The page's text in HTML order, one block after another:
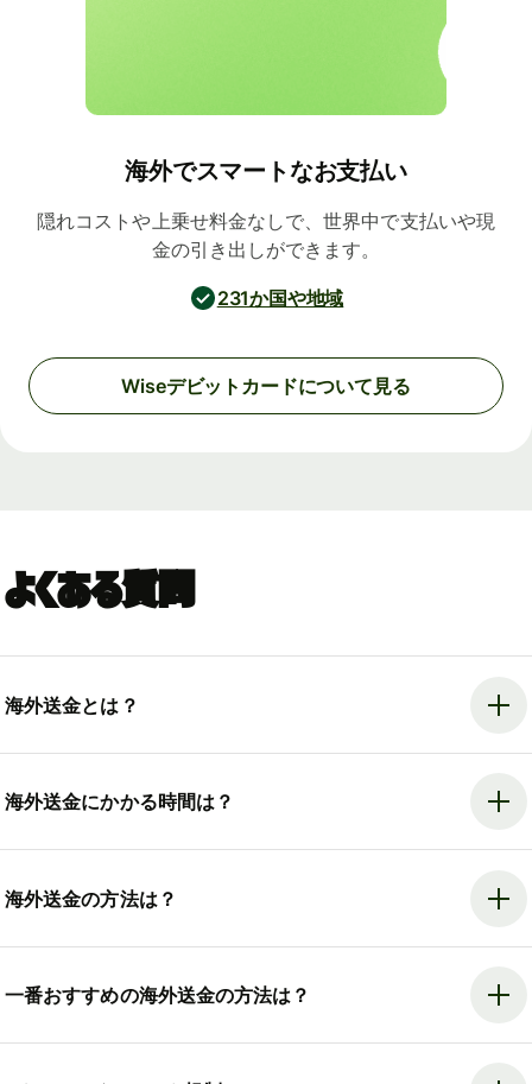
海外でスマートなお支払い
隠れコストや上乗せ料金なしで、世界中で支払いや現
金の引き出しができます。
231か国や地域
Wiseデビットカードについて見る
よくある質問
海外送金とは？
海外送金にかかる時間は？
海外送金の方法は？
一番おすすめの海外送金の方法は？